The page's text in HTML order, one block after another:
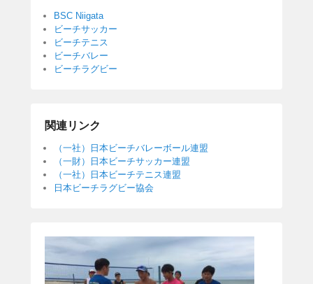
BSC Niigata
ビーチサッカー
ビーチテニス
ビーチバレー
ビーチラグビー
関連リンク
（一社）日本ビーチバレーボール連盟
（一財）日本ビーチサッカー連盟
（一社）日本ビーチテニス連盟
日本ビーチラグビー協会